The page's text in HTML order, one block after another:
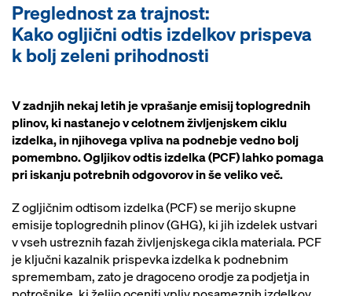
Preglednost za trajnost:
Kako ogljični odtis izdelkov prispeva
k bolj zeleni prihodnosti
V zadnjih nekaj letih je vprašanje emisij toplogrednih
plinov, ki nastanejo v celotnem življenjskem ciklu
izdelka, in njihovega vpliva na podnebje vedno bolj
pomembno. Ogljikov odtis izdelka (PCF) lahko pomaga
pri iskanju potrebnih odgovorov in še veliko več.
Z ogljičnim odtisom izdelka (PCF) se merijo skupne
emisije toplogrednih plinov (GHG), ki jih izdelek ustvari
v vseh ustreznih fazah življenjskega cikla materiala. PCF
je ključni kazalnik prispevka izdelka k podnebnim
spremembam, zato je dragoceno orodje za podjetja in